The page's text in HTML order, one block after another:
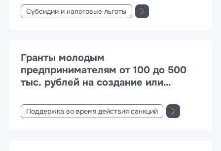
Субсидии и налоговые льготы
Гранты молодым
предпринимателям от 100 до 500
тыс. рублей на создание или
Поддержка во время действия санкций